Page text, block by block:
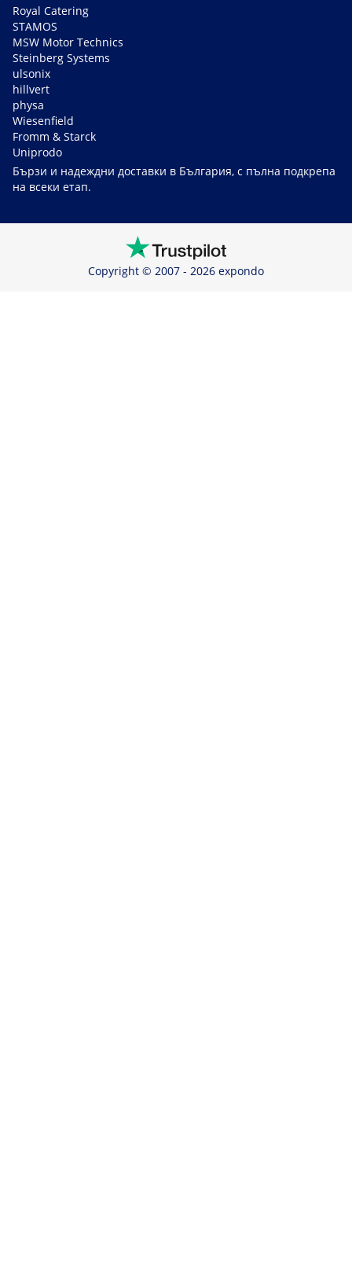
Royal Catering
STAMOS
MSW Motor Technics
Steinberg Systems
ulsonix
hillvert
physa
Wiesenfield
Fromm & Starck
Uniprodo
Бързи и надеждни доставки в България, с пълна подкрепа
на всеки етап.
Copyright © 2007 - 2026 expondo